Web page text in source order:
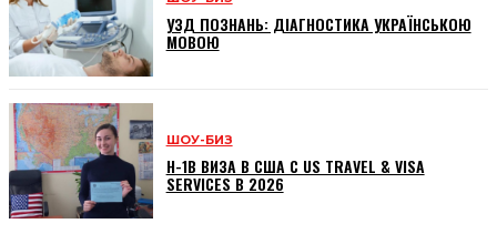
УЗД ПОЗНАНЬ: ДІАГНОСТИКА УКРАЇНСЬКОЮ
МОВОЮ
ШОУ-БИЗ
H-1B ВИЗА В США С US TRAVEL & VISA
SERVICES В 2026